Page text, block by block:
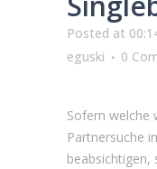
Posted at
eguski
0
Sofern welche
Partnersuche
beabsichtigen,